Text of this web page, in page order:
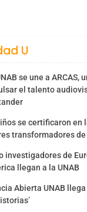
U
se une a ARCAS,
el talento
se certificaron en
transformadores
investigadores de
llegan a la UNAB
Abierta UNAB llega